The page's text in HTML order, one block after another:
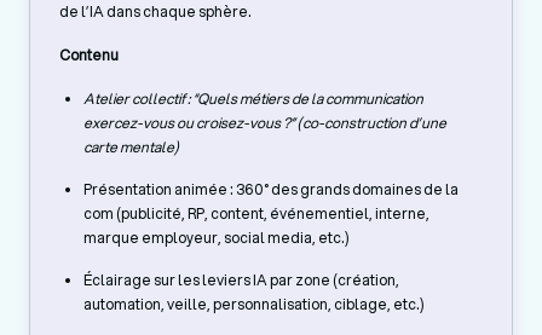
de l’IA dans chaque sphère.
Contenu
Atelier collectif : “Quels métiers de la communication
exercez-vous ou croisez-vous ?” (co-construction d’une
carte mentale)
Présentation animée : 360° des grands domaines de la
com (publicité, RP, content, événementiel, interne,
marque employeur, social media, etc.)
Éclairage sur les leviers IA par zone (création,
automation, veille, personnalisation, ciblage, etc.)